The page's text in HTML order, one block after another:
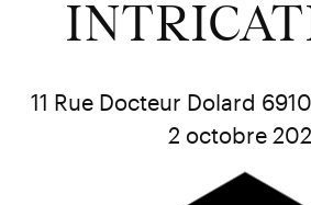
11 Rue Docteur Dolard
2 octobre